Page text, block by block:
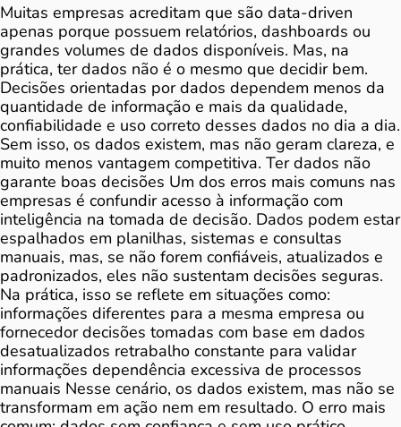
Muitas empresas acreditam que são data-driven
apenas porque possuem relatórios, dashboards ou
grandes volumes de dados disponíveis. Mas, na
prática, ter dados não é o mesmo que decidir bem.
Decisões orientadas por dados dependem menos da
quantidade de informação e mais da qualidade,
confiabilidade e uso correto desses dados no dia a dia.
Sem isso, os dados existem, mas não geram clareza, e
muito menos vantagem competitiva. Ter dados não
garante boas decisões Um dos erros mais comuns nas
empresas é confundir acesso à informação com
inteligência na tomada de decisão. Dados podem estar
espalhados em planilhas, sistemas e consultas
manuais, mas, se não forem confiáveis, atualizados e
padronizados, eles não sustentam decisões seguras.
Na prática, isso se reflete em situações como:
informações diferentes para a mesma empresa ou
fornecedor decisões tomadas com base em dados
desatualizados retrabalho constante para validar
informações dependência excessiva de processos
manuais Nesse cenário, os dados existem, mas não se
transformam em ação nem em resultado. O erro mais